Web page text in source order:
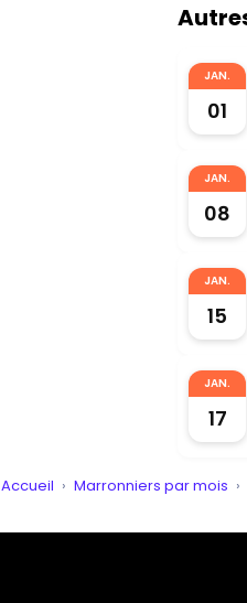
JAN.
01
JAN.
08
JAN.
15
JAN.
17
Accueil › Marronniers par mois ›